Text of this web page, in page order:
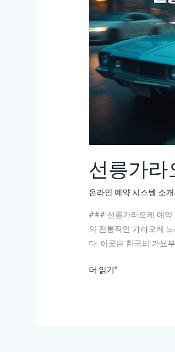
선릉가라
온라인 예약 시스템 소
### 선릉가라오케 예약
의 전통적인 가라오케
다. 이곳은 한국의 가요
선
더 읽기"